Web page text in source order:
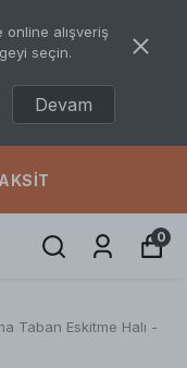
alışveriş
seçin.
Devam
0
Taban Eskitme Halı -